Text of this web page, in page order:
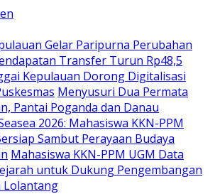
Gelar Paripurna Perubahan
Transfer Turun Rp48,5
Kepulauan Dorong Digitalisasi
Menyusuri Dua Permata
Pantai Poganda dan Danau
2026: Mahasiswa KKN-PPM
Sambut Perayaan Budaya
Mahasiswa KKN-PPM UGM Data
untuk Dukung Pengembangan
Lolantang